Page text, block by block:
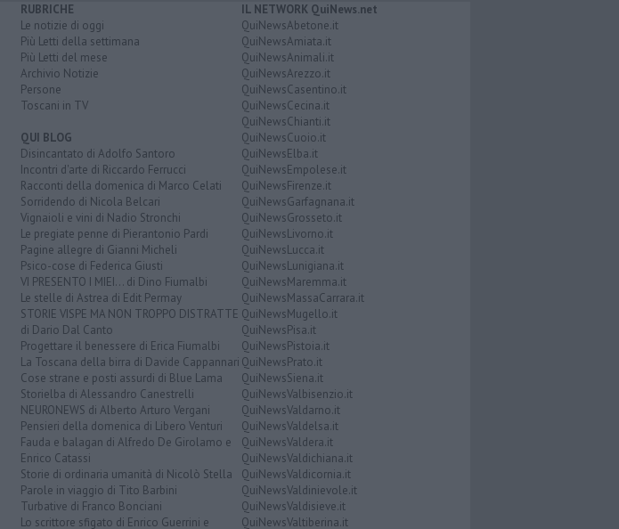
RUBRICHE
Le notizie di oggi
Più Letti della settimana
Più Letti del mese
Archivio Notizie
Persone
Toscani in TV
QUI BLOG
Disincantato di Adolfo Santoro
Incontri d'arte di Riccardo Ferrucci
Racconti della domenica di Marco Celati
Sorridendo di Nicola Belcari
Vignaioli e vini di Nadio Stronchi
Le pregiate penne di Pierantonio Pardi
Pagine allegre di Gianni Micheli
Psico-cose di Federica Giusti
VI PRESENTO I MIEI... di Dino Fiumalbi
Le stelle di Astrea di Edit Permay
STORIE VISPE MA NON TROPPO DISTRATTE
di Dario Dal Canto
Progettare il benessere di Erica Fiumalbi
La Toscana della birra di Davide Cappannari
Cose strane e posti assurdi di Blue Lama
Storielba di Alessandro Canestrelli
NEURONEWS di Alberto Arturo Vergani
Pensieri della domenica di Libero Venturi
Fauda e balagan di Alfredo De Girolamo e
Enrico Catassi
Storie di ordinaria umanità di Nicolò Stella
Parole in viaggio di Tito Barbini
Turbative di Franco Bonciani
Lo scrittore sfigato di Enrico Guerrini e
IL NETWORK QuiNews.net
QuiNewsAbetone.it
QuiNewsAmiata.it
QuiNewsAnimali.it
QuiNewsArezzo.it
QuiNewsCasentino.it
QuiNewsCecina.it
QuiNewsChianti.it
QuiNewsCuoio.it
QuiNewsElba.it
QuiNewsEmpolese.it
QuiNewsFirenze.it
QuiNewsGarfagnana.it
QuiNewsGrosseto.it
QuiNewsLivorno.it
QuiNewsLucca.it
QuiNewsLunigiana.it
QuiNewsMaremma.it
QuiNewsMassaCarrara.it
QuiNewsMugello.it
QuiNewsPisa.it
QuiNewsPistoia.it
QuiNewsPrato.it
QuiNewsSiena.it
QuiNewsValbisenzio.it
QuiNewsValdarno.it
QuiNewsValdelsa.it
QuiNewsValdera.it
QuiNewsValdichiana.it
QuiNewsValdicornia.it
QuiNewsValdinievole.it
QuiNewsValdisieve.it
QuiNewsValtiberina.it